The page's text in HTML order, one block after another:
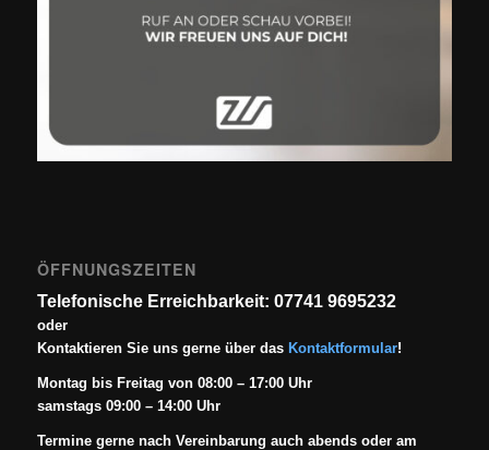
ÖFFNUNGSZEITEN
Telefonische Erreichbarkeit: 07741 9695232
oder
Kontaktieren Sie uns gerne über das Kontaktformular!
Montag bis Freitag von 08:00 – 17:00 Uhr
samstags 09:00 – 14:00 Uhr
Termine gerne nach Vereinbarung auch abends oder am